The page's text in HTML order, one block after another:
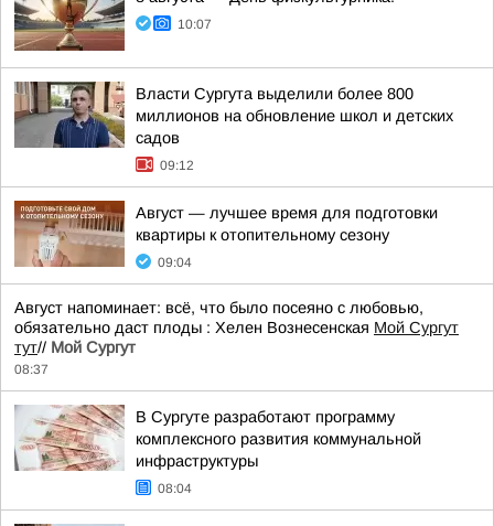
10:07
Власти Сургута выделили более 800
миллионов на обновление школ и детских
садов
09:12
Август — лучшее время для подготовки
квартиры к отопительному сезону
09:04
Август напоминает: всё, что было посеяно с любовью,
обязательно даст плоды : Хелен Вознесенская Мой Сургут
тут// Мой Сургут
08:37
В Сургуте разработают программу
комплексного развития коммунальной
инфраструктуры
08:04